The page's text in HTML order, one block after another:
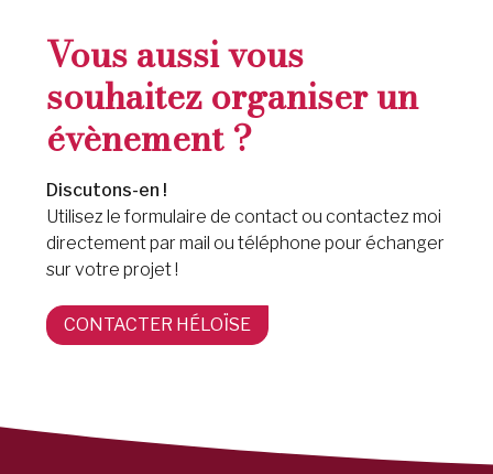
Vous aussi vous
souhaitez organiser un
évènement ?
Discutons-en !
Utilisez le formulaire de contact ou contactez moi
directement par mail ou téléphone pour échanger
sur votre projet !
CONTACTER HÉLOÏSE